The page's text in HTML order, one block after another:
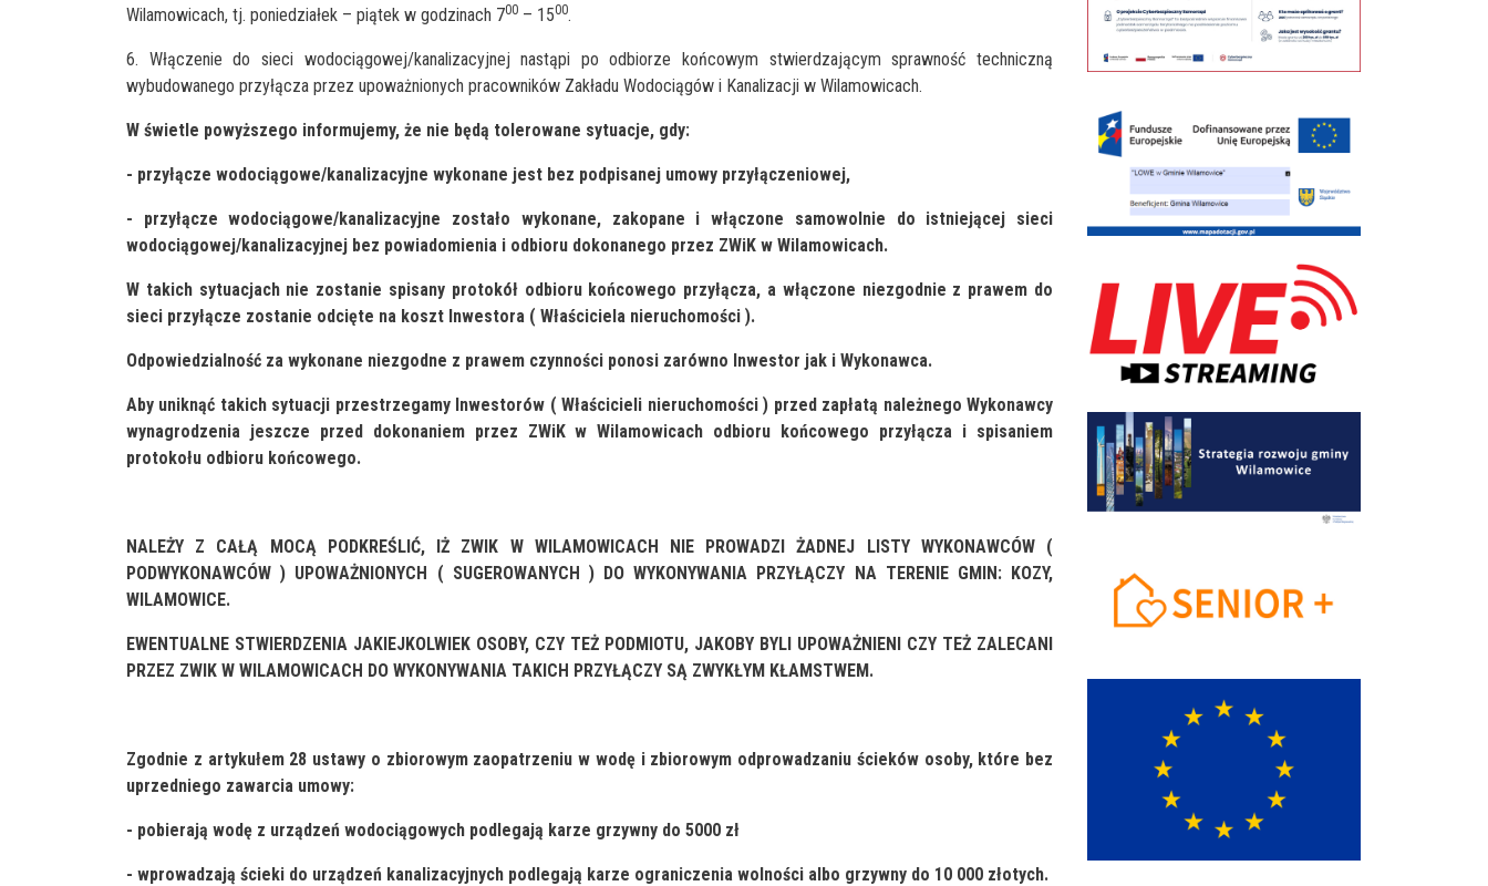
Wilamowicach, tj. poniedziałek – piątek w godzinach 700 – 1500.
6. Włączenie do sieci wodociągowej/kanalizacyjnej nastąpi po odbiorze końcowym stwierdzającym sprawność techniczną
wybudowanego przyłącza przez upoważnionych pracowników Zakładu Wodociągów i Kanalizacji w Wilamowicach.
W świetle powyższego informujemy, że nie będą tolerowane sytuacje, gdy:
- przyłącze wodociągowe/kanalizacyjne wykonane jest bez podpisanej umowy przyłączeniowej,
- przyłącze wodociągowe/kanalizacyjne zostało wykonane, zakopane i włączone samowolnie do istniejącej sieci
wodociągowej/kanalizacyjnej bez powiadomienia i odbioru dokonanego przez ZWiK w Wilamowicach.
W takich sytuacjach nie zostanie spisany protokół odbioru końcowego przyłącza, a włączone niezgodnie z prawem do
sieci przyłącze zostanie odcięte na koszt Inwestora ( Właściciela nieruchomości ).
Odpowiedzialność za wykonane niezgodne z prawem czynności ponosi zarówno Inwestor jak i Wykonawca.
Aby uniknąć takich sytuacji przestrzegamy Inwestorów ( Właścicieli nieruchomości ) przed zapłatą należnego Wykonawcy
wynagrodzenia jeszcze przed dokonaniem przez ZWiK w Wilamowicach odbioru końcowego przyłącza i spisaniem
protokołu odbioru końcowego.
NALEŻY Z CAŁĄ MOCĄ PODKREŚLIĆ, IŻ ZWIK W WILAMOWICACH NIE PROWADZI ŻADNEJ LISTY WYKONAWCÓW (
PODWYKONAWCÓW ) UPOWAŻNIONYCH ( SUGEROWANYCH ) DO WYKONYWANIA PRZYŁĄCZY NA TERENIE GMIN: KOZY,
WILAMOWICE.
EWENTUALNE STWIERDZENIA JAKIEJKOLWIEK OSOBY, CZY TEŻ PODMIOTU, JAKOBY BYLI UPOWAŻNIENI CZY TEŻ ZALECANI
PRZEZ ZWIK W WILAMOWICACH DO WYKONYWANIA TAKICH PRZYŁĄCZY SĄ ZWYKŁYM KŁAMSTWEM.
Zgodnie z artykułem 28 ustawy o zbiorowym zaopatrzeniu w wodę i zbiorowym odprowadzaniu ścieków osoby, które bez
uprzedniego zawarcia umowy:
- pobierają wodę z urządzeń wodociągowych podlegają karze grzywny do 5000 zł
- wprowadzają ścieki do urządzeń kanalizacyjnych podlegają karze ograniczenia wolności albo grzywny do 10 000 złotych.